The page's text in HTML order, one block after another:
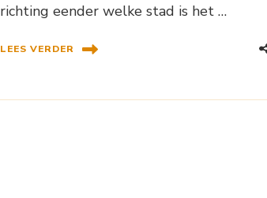
richting eender welke stad is het …
LEES VERDER